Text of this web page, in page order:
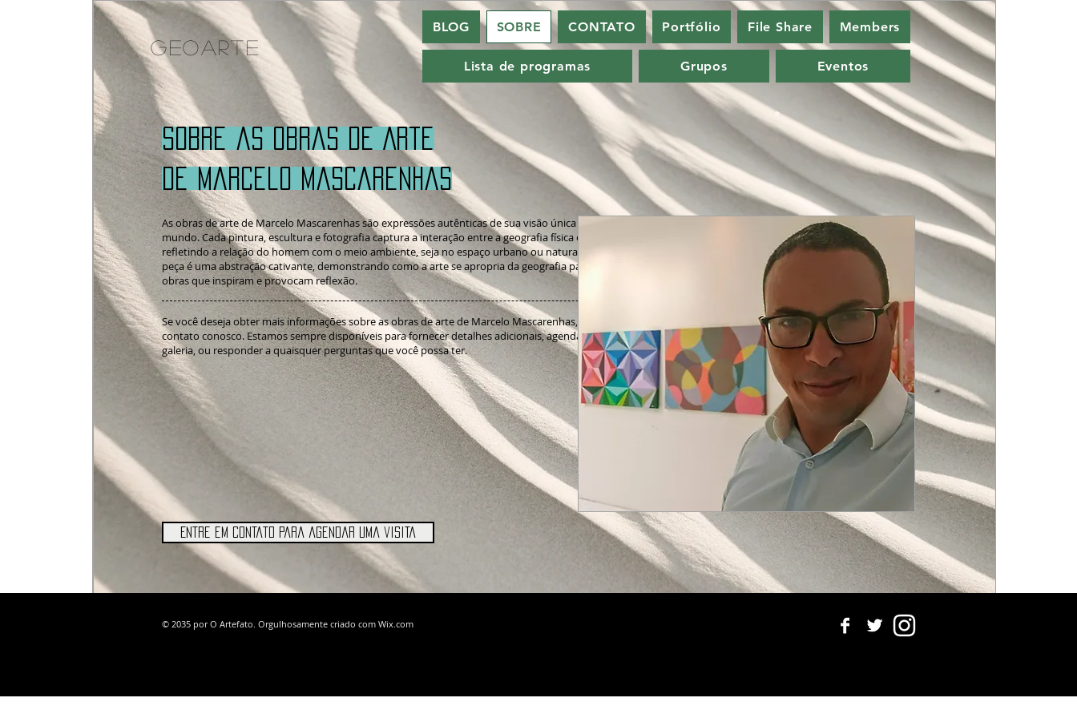
GEOARTE
BLOG SOBRE CONTATO Portfólio File Share Members
Lista de programas Grupos Eventos
Sobre as Obras de Arte
de Marcelo Mascarenhas
As obras de arte de Marcelo Mascarenhas são expressões autênticas de sua visão única do
mundo. Cada pintura, escultura e fotografia captura a interação entre a geografia física e humana,
refletindo a relação do homem com o meio ambiente, seja no espaço urbano ou natural. Cada
peça é uma abstração cativante, demonstrando como a arte se apropria da geografia para criar
obras que inspiram e provocam reflexão.
Se você deseja obter mais informações sobre as obras de arte de Marcelo Mascarenhas, entre em
contato conosco. Estamos sempre disponíveis para fornecer detalhes adicionais, agendar visitas à
galeria, ou responder a quaisquer perguntas que você possa ter.
Entre em contato para agendar uma visita
© 2035 por O Artefato. Orgulhosamente criado com Wix.com